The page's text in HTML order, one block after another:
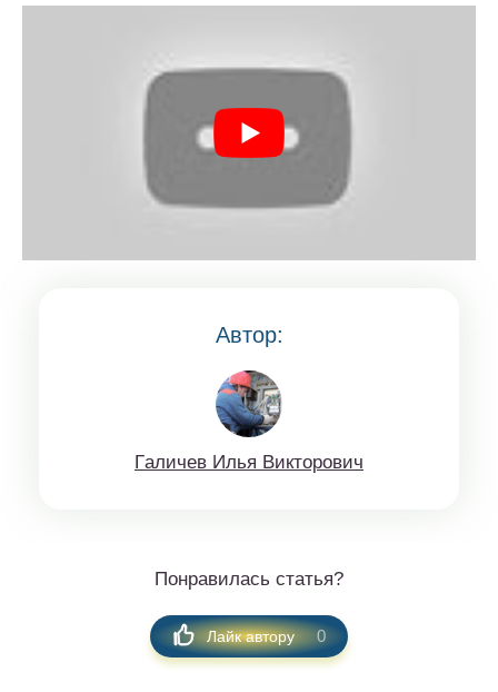
Автор:
Гaличeв Илья Виктoрoвич
Понравилась статья?
Лайк автору 0